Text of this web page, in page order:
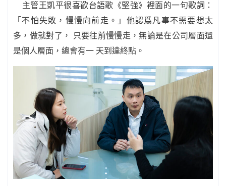
主管王凱平很喜歡台語歌《堅強》裡面的一句歌詞：
「不怕失敗，慢慢向前走。」他認爲凡事不需要想太
多，做就對了， 只要往前慢慢走，無論是在公司層面還
是個人層面，總會有一 天到達終點。